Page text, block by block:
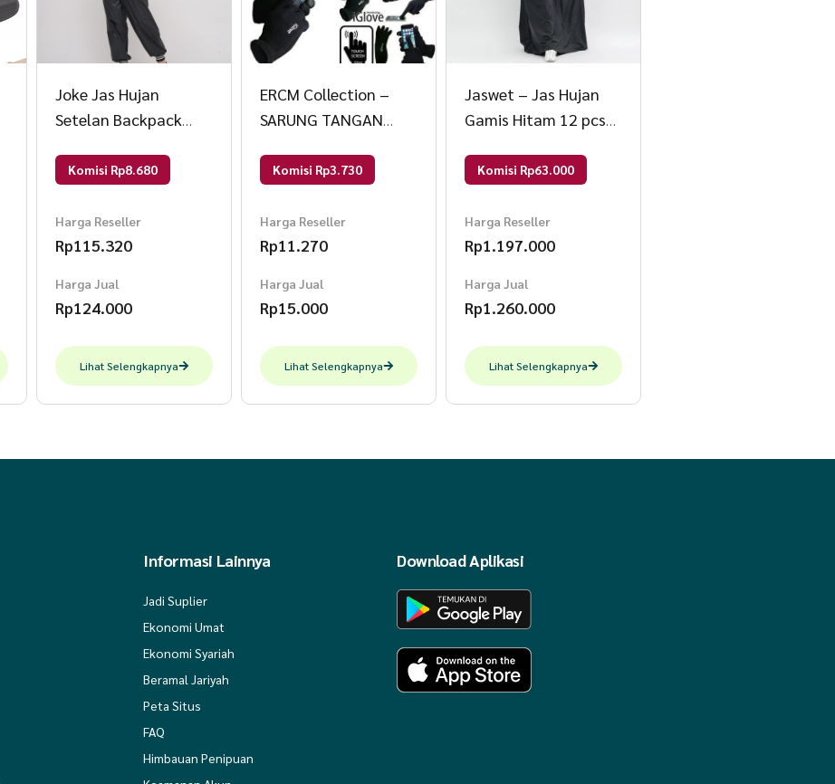
Joke Jas Hujan
Setelan Backpack
Hitam
Komisi Rp8.680
Harga Reseller
Rp115.320
Harga Jual
Rp124.000
Lihat Selengkapnya
ERCM Collection –
SARUNG TANGAN
Hitam
Komisi Rp3.730
Harga Reseller
Rp11.270
Harga Jual
Rp15.000
Lihat Selengkapnya
Jaswet – Jas Hujan
Gamis Hitam 12 pcs
Komisi Rp63.000
Harga Reseller
Rp1.197.000
Harga Jual
Rp1.260.000
Lihat Selengkapnya
Informasi Lainnya
Jadi Suplier
Ekonomi Umat
Ekonomi Syariah
Beramal Jariyah
Peta Situs
FAQ
Himbauan Penipuan
Download Aplikasi